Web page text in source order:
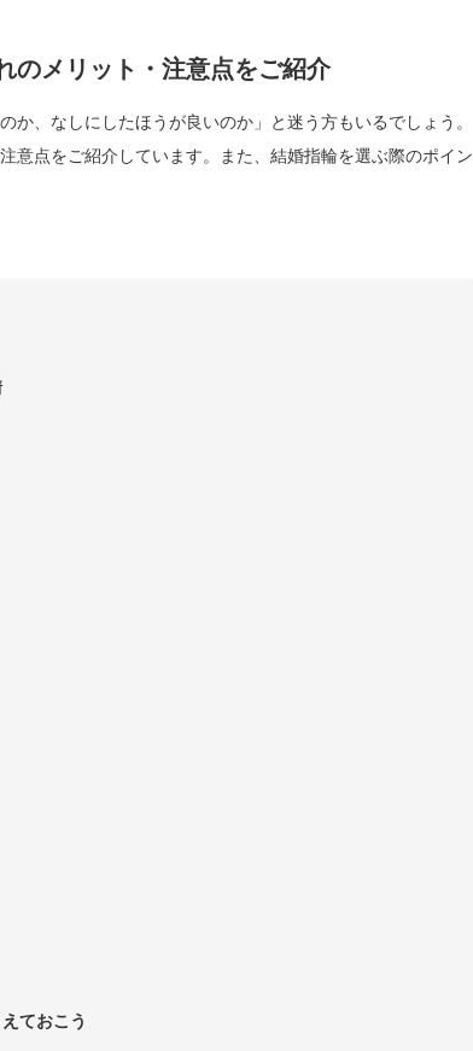
のメリット・注意点をご紹介
、なしにしたほうが良いのか」と迷う方もいるでしょう。
意点をご紹介しています。また、結婚指輪を選ぶ際のポイン
ておこう